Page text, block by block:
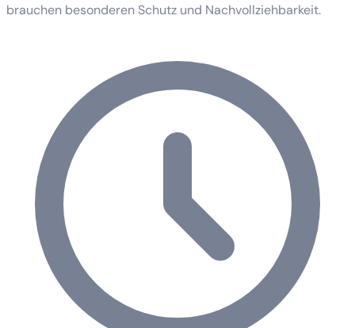
brauchen besonderen Schutz und Nachvollziehbarkeit.